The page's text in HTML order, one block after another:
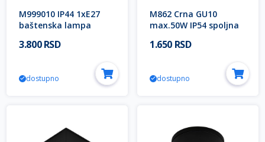
M999010 IP44 1xE27
baštenska lampa
3.800 RSD
dostupno
M862 Crna GU10
max.50W IP54 spoljna
Lighting
1.650 RSD
dostupno